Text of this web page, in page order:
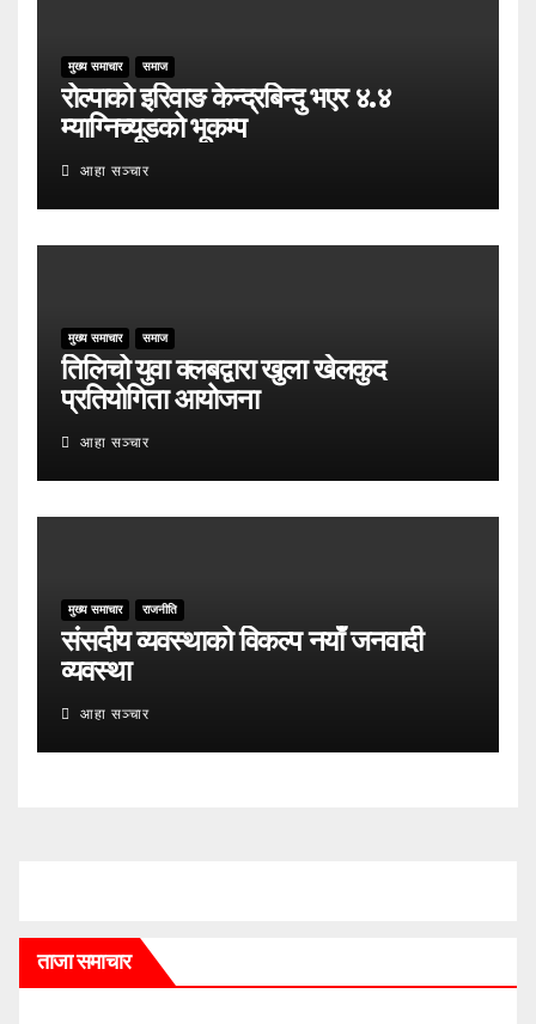
मुख्य समाचार समाज
रोल्पाको इरिवाङ केन्द्रबिन्दु भएर ४.४
म्याग्निच्यूडको भूकम्प
आहा सञ्चार
मुख्य समाचार समाज
तिलिचो युवा क्लबद्वारा खुला खेलकुद
प्रतियोगिता आयोजना
आहा सञ्चार
मुख्य समाचार राजनीति
संसदीय व्यवस्थाको विकल्प नयाँ जनवादी
व्यवस्था
आहा सञ्चार
ताजा समाचार